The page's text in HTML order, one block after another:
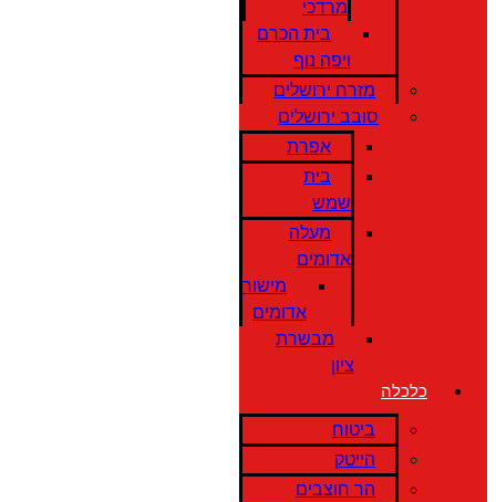
מרדכי
בית הכרם
ויפה נוף
מזרח ירושלים
סובב ירושלים
אפרת
בית
שמש
מעלה
אדומים
מישור
אדומים
מבשרת
ציון
כלכלה
ביטוח
הייטק
הר חוצבים